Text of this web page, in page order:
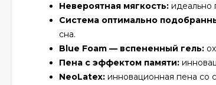
Невероятная мягкость: идеально
Система оптимально
сна.
Blue Foam — вспененный гель:
Пена с эффектом памяти:
NeoLatex: инновационная пена со